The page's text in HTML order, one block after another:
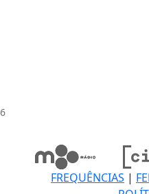
FREQUÊNCIAS |